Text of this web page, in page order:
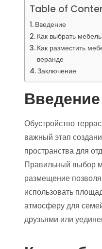
Table of
Введение
Как выбрать
Как разместить
веранде
Заключение
Введение
Обустройство
важный этап
пространства для
Правильный выбор
размещение
использовать
атмосферу для
друзьями или